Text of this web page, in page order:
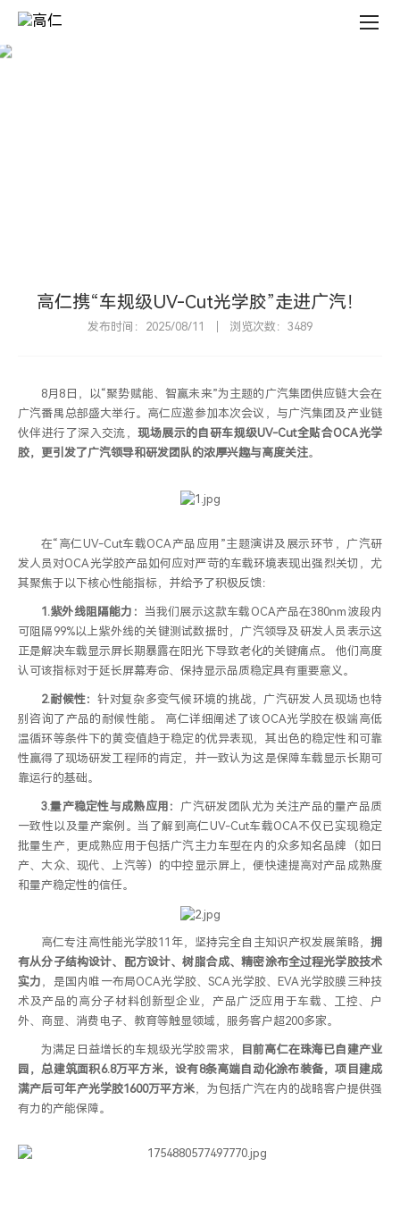
中
心
高仁携“车规级UV-Cut光学胶”走进广汽！
发布时间：2025/08/11 浏览次数：3489
8月8日，以“聚势赋能、智赢未来”为主题的广汽集团供应链大会在
广汽番禺总部盛大举行。高仁应邀参加本次会议，与广汽集团及产业链
伙伴进行了深入交流，现场展示的自研车规级UV-Cut全贴合OCA光学
胶，更引发了广汽领导和研发团队的浓厚兴趣与高度关注。
在“高仁UV-Cut车载OCA产品应用”主题演讲及展示环节，广汽研
发人员对OCA光学胶产品如何应对严苛的车载环境表现出强烈关切，尤
其聚焦于以下核心性能指标，并给予了积极反馈：
1.紫外线阻隔能力： 当我们展示这款车载OCA产品在380nm波段内
可阻隔99%以上紫外线的关键测试数据时，广汽领导及研发人员表示这
正是解决车载显示屏长期暴露在阳光下导致老化的关键痛点。 他们高度
认可该指标对于延长屏幕寿命、保持显示品质稳定具有重要意义。
2.耐候性：针对复杂多变气候环境的挑战，广汽研发人员现场也特
别咨询了产品的耐候性能。 高仁详细阐述了该OCA光学胶在极端高低
温循环等条件下的黄变值趋于稳定的优异表现，其出色的稳定性和可靠
性赢得了现场研发工程师的肯定，并一致认为这是保障车载显示长期可
靠运行的基础。
3.量产稳定性与成熟应用： 广汽研发团队尤为关注产品的量产品质
一致性以及量产案例。当了解到高仁UV-Cut车载OCA不仅已实现稳定
批量生产，更成熟应用于包括广汽主力车型在内的众多知名品牌（如日
产、大众、现代、上汽等）的中控显示屏上，便快速提高对产品成熟度
和量产稳定性的信任。
高仁专注高性能光学胶11年，坚持完全自主知识产权发展策略， 拥
有从分子结构设计、配方设计、树脂合成、精密涂布全过程光学胶技术
实力 ，是国内唯一布局OCA光学胶、SCA光学胶、EVA光学胶膜三种技
术及产品的高分子材料创新型企业，产品广泛应用于车载、工控、户
外、商显、消费电子、教育等触显领域，服务客户超200多家。
为满足日益增长的车规级光学胶需求，
目前高仁在珠海已自建产业
园，总建筑面积6.8万平方米，设有8条高端自动化涂布装备，项目建成
满产后可年产光学胶1600万平方米，为包括广汽在内的战略客户提供强
有力的产能保障。